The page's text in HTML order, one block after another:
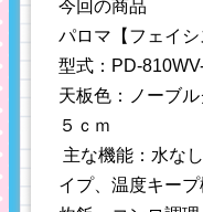
今回の商品
パロマ【フェイ
型式：PD-
天板色：ノーブ
５ｃｍ
主な機能：水な
イプ、温度キー